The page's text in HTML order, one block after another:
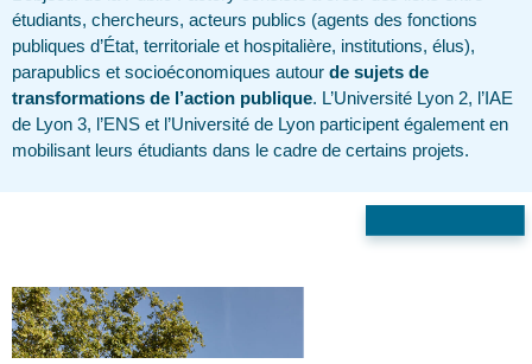
étudiants, chercheurs, acteurs publics (agents des fonctions
publiques d’État, territoriale et hospitalière, institutions, élus),
parapublics et socioéconomiques autour de sujets de
transformations de l’action publique. L’Université Lyon 2, l’IAE
de Lyon 3, l’ENS et l’Université de Lyon participent également en
mobilisant leurs étudiants dans le cadre de certains projets.